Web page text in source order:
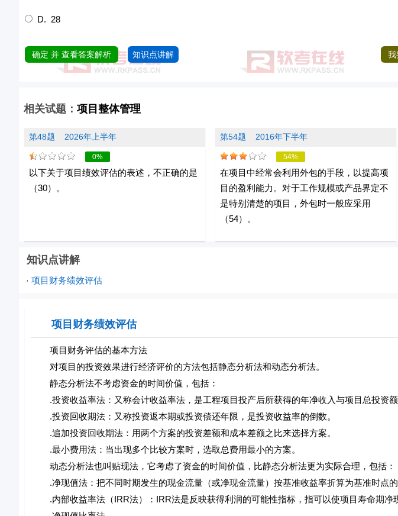
D. 28
确定 并 查看答案解析 知识点讲解 我
相关试题： 项目整体管理
第48题 2026年上半年
0%
以下关于项目绩效评估的表述，不正确的是
（30）。
第54题 2016年下半年
54%
在项目中经常会利用外包的手段，以提高项
目的盈利能力。对于工作规模或产品界定不
是特别清楚的项目，外包时一般应采用
（54）。
知识点讲解
· 项目财务绩效评估
项目财务绩效评估
项目财务评估的基本方法
对项目的投资效果进行经济评价的方法包括静态分析法和动态分析法。
静态分析法不考虑资金的时间价值，包括：
.投资收益率法：又称会计收益率法，是工程项目投产后所获得的年净收入与项目总投资额
.投资回收期法：又称投资返本期或投资偿还年限，是投资收益率的倒数。
.追加投资回收期法：用两个方案的投资差额和成本差额之比来选择方案。
.最小费用法：当出现多个比较方案时，选取总费用最小的方案。
动态分析法也叫贴现法，它考虑了资金的时间价值，比静态分析法更为实际合理，包括：
.净现值法：把不同时期发生的现金流量（或净现金流量）按基准收益率折算为基准时点的
.内部收益率法（IRR法）：IRR法是反映获得利润的可能性指标，指可以使项目寿命期净